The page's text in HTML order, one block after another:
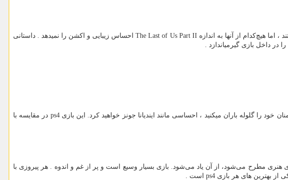
هیچ‌کدام از آنها به اندازه The Last of Us Part II احساس زیبایی و اکشن را نمیدهد . داستانی
داخل بازی گیرمیاندازد .
را گلوله باران میکنید ، احساسی مانند ایندیانا جونز خواهید کرد. این بازی ps4 در مقایسه با
مطرح می‌شود، از آن یاد می‌شود. بازی بسیار وسیع است و پر از غم و اندوه . هر پیروزی با
از بهترین های هر بازی ps4 است .